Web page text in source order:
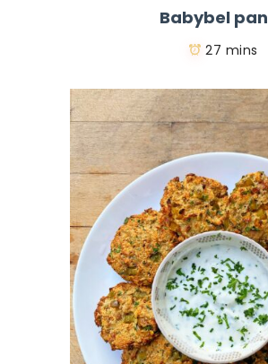
Babybel
27 mins